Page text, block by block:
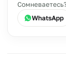
WhatsApp